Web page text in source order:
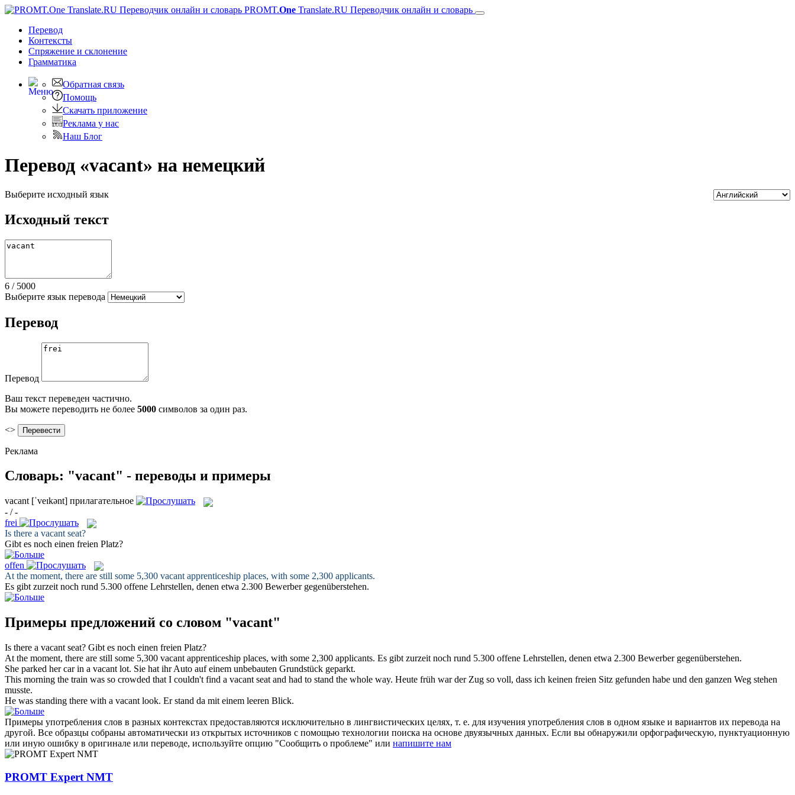
PROMT.One Translate.RU Переводчик онлайн и словарь
Перевод
Контексты
Спряжение и склонение
Грамматика
Обратная связь
Помощь
Скачать приложение
Реклама у нас
Наш Блог
Перевод «vacant» на немецкий
Выберите исходный язык
Исходный текст
6 / 5000
Выберите язык перевода
Перевод
Перевод
Ваш текст переведен частично.
Вы можете переводить не более 5000 символов за один раз.
<>
Реклама
Словарь: "vacant" - переводы и примеры
vacant [ˈveɪkənt] прилагательное
- / -
frei
Is there a vacant seat?
Gibt es noch einen freien Platz?
offen
At the moment, there are still some 5,300 vacant apprenticeship places, with some 2,300 applicants.
Es gibt zurzeit noch rund 5.300 offene Lehrstellen, denen etwa 2.300 Bewerber gegenüberstehen.
Примеры предложений со словом "vacant"
Is there a vacant seat? Gibt es noch einen freien Platz?
At the moment, there are still some 5,300 vacant apprenticeship places, with some 2,300 applicants. Es gibt zurzeit noch rund 5.300 offene Lehrstellen, denen etwa 2.300 Bewerber gegenüberstehen.
She parked her car in a vacant lot. Sie hat ihr Auto auf einem unbebauten Grundstück geparkt.
This morning the train was so crowded that I couldn't find a vacant seat and had to stand the whole way. Heute früh war der Zug so voll, dass ich keinen freien Sitz gefunden habe und den ganzen Weg stehen
musste.
He was standing there with a vacant look. Er stand da mit einem leeren Blick.
Примеры употребления слов в разных контекстах предоставляются исключительно в лингвистических целях, т. е. для изучения употребления слов в одном языке и вариантов их перевода на
другой. Все образцы собраны автоматически из открытых источников с помощью технологии поиска на основе двуязычных данных. Если вы обнаружили орфографическую, пунктуационную
или иную ошибку в оригинале или переводе, используйте опцию "Сообщить о проблеме" или напишите нам
PROMT Expert NMT